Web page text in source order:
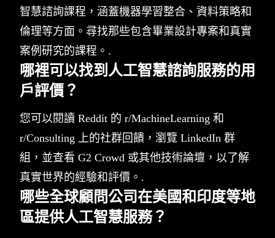
智慧諮詢課程，涵蓋機器學習整合、資料策略和
倫理等方面。尋找那些包含畢業設計專案和真實
案例研究的課程。.
哪裡可以找到人工智慧諮詢服務的用
戶評價？
您可以閱讀 Reddit 的 r/MachineLearning 和
r/Consulting 上的社群回饋，瀏覽 LinkedIn 群
組，並查看 G2 Crowd 或其他技術論壇，以了解
真實世界的經驗和評價。.
哪些全球顧問公司在美國和印度等地
區提供人工智慧服務？